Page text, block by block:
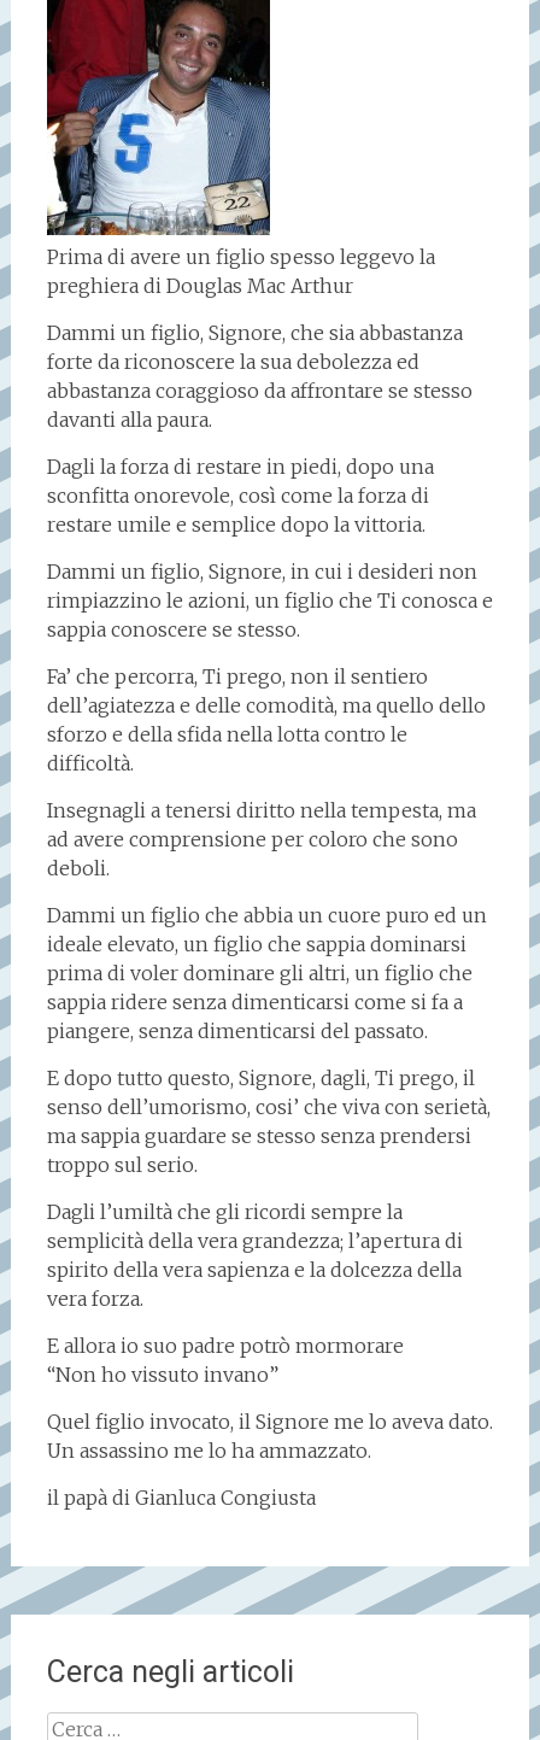
Prima di avere un figlio spesso leggevo la
preghiera di Douglas Mac Arthur
Dammi un figlio, Signore, che sia abbastanza
forte da riconoscere la sua debolezza ed
abbastanza coraggioso da affrontare se stesso
davanti alla paura.
Dagli la forza di restare in piedi, dopo una
sconfitta onorevole, così come la forza di
restare umile e semplice dopo la vittoria.
Dammi un figlio, Signore, in cui i desideri non
rimpiazzino le azioni, un figlio che Ti conosca e
sappia conoscere se stesso.
Fa’ che percorra, Ti prego, non il sentiero
dell’agiatezza e delle comodità, ma quello dello
sforzo e della sfida nella lotta contro le
difficoltà.
Insegnagli a tenersi diritto nella tempesta, ma
ad avere comprensione per coloro che sono
deboli.
Dammi un figlio che abbia un cuore puro ed un
ideale elevato, un figlio che sappia dominarsi
prima di voler dominare gli altri, un figlio che
sappia ridere senza dimenticarsi come si fa a
piangere, senza dimenticarsi del passato.
E dopo tutto questo, Signore, dagli, Ti prego, il
senso dell’umorismo, cosi’ che viva con serietà,
ma sappia guardare se stesso senza prendersi
troppo sul serio.
Dagli l’umiltà che gli ricordi sempre la
semplicità della vera grandezza; l’apertura di
spirito della vera sapienza e la dolcezza della
vera forza.
E allora io suo padre potrò mormorare
“Non ho vissuto invano”
Quel figlio invocato, il Signore me lo aveva dato.
Un assassino me lo ha ammazzato.
il papà di Gianluca Congiusta
Cerca negli articoli
Ricerca